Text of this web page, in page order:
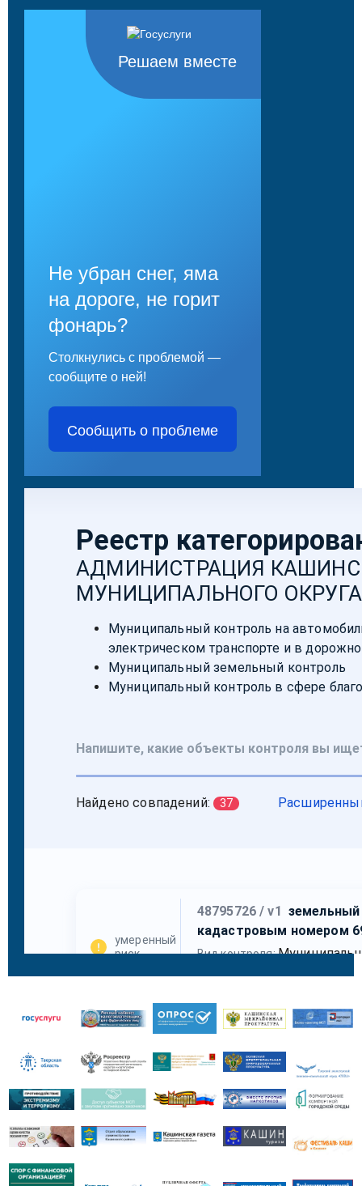
Решаем вместе
Не убран снег, яма
на дороге, не горит
фонарь?
Столкнулись с проблемой —
сообщите о ней!
Сообщить о проблеме